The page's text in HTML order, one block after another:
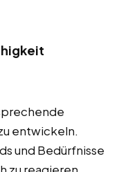
entwickeln.
und Bedürfnisse